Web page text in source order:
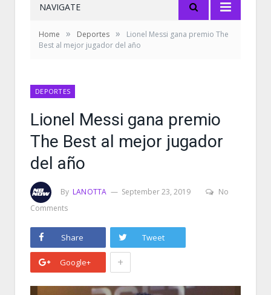
NAVIGATE
Home » Deportes »
Lionel Messi gana premio The
Best al mejor jugador del año
DEPORTES
Lionel Messi gana premio
The Best al mejor jugador
del año
By LANOTTA September 23, 2019
No
Comments
Share Tweet
Google+ +